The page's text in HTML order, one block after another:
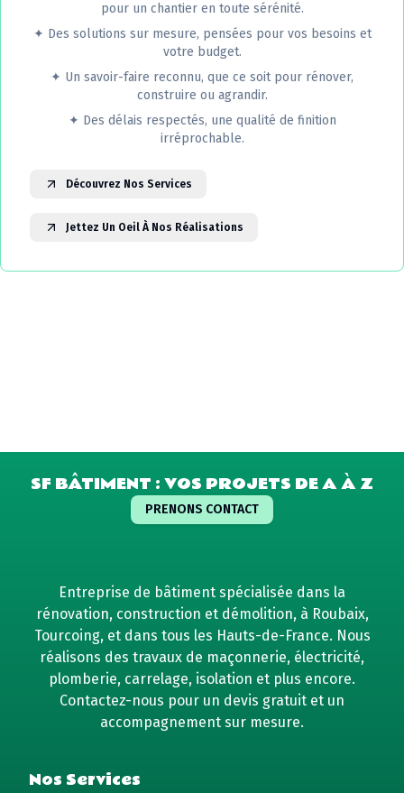
pour un chantier en toute sérénité.
✦ Des solutions sur mesure, pensées pour vos besoins et
votre budget.
✦ Un savoir-faire reconnu, que ce soit pour rénover,
construire ou agrandir.
✦ Des délais respectés, une qualité de finition
irréprochable.
Découvrez Nos Services
Jettez Un Oeil À Nos Réalisations
SF BÂTIMENT : VOS PROJETS DE A À Z
PRENONS CONTACT
Entreprise de bâtiment spécialisée dans la
rénovation, construction et démolition, à Roubaix,
Tourcoing, et dans tous les Hauts-de-France. Nous
réalisons des travaux de maçonnerie, électricité,
plomberie, carrelage, isolation et plus encore.
Contactez-nous pour un devis gratuit et un
accompagnement sur mesure.
Nos Services